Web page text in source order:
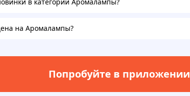
на Аромалампы?
Попробуйте в приложении